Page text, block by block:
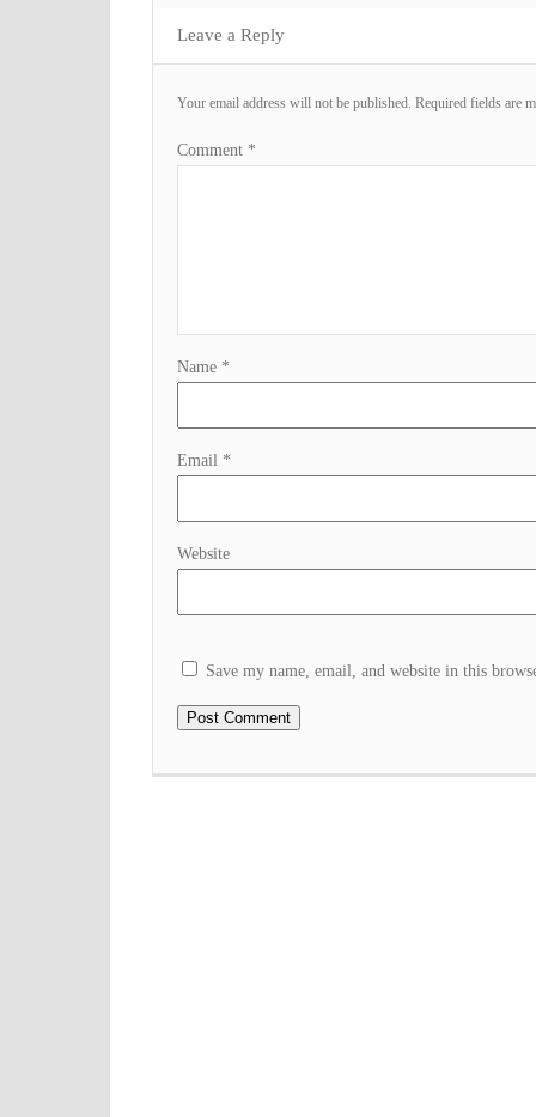
Leave a Reply
Your email address will not be published. Required fields are
Comment *
Name *
Email *
Website
Save my name, email, and website in this